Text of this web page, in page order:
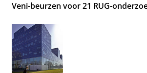
Veni-beurzen voor 21 RUG-